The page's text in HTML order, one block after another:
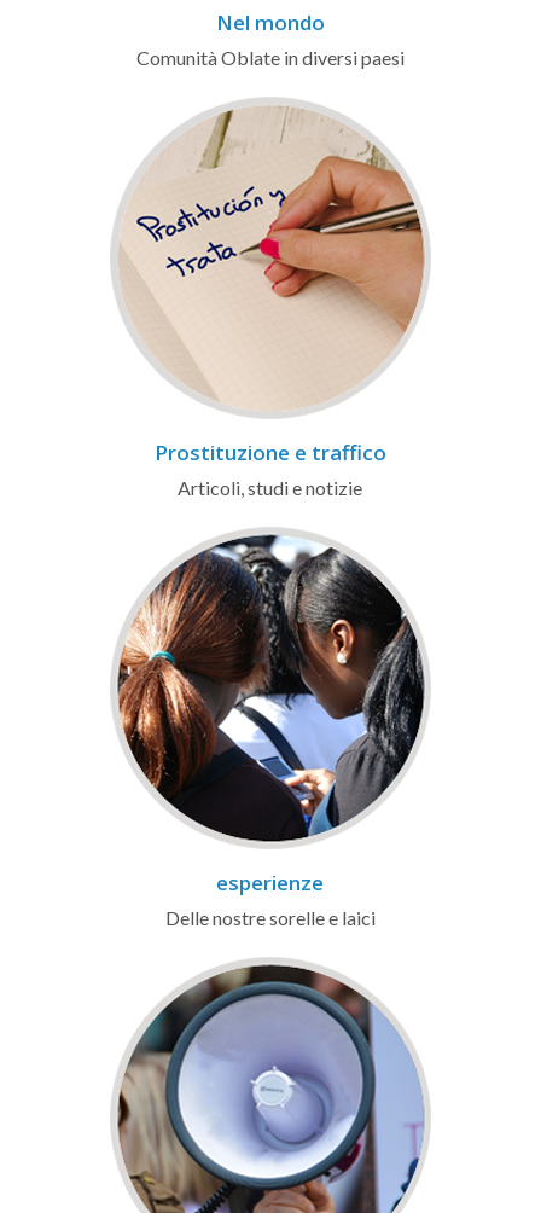
Nel mondo
Comunità Oblate in diversi paesi
Prostituzione e traffico
Articoli, studi e notizie
esperienze
Delle nostre sorelle e laici